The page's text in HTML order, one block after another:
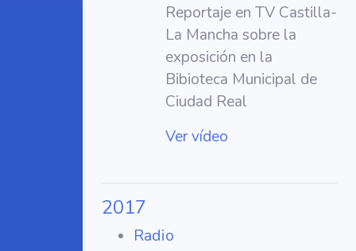
Reportaje en TV Castilla-
La Mancha sobre la
exposición en la
Bibioteca Municipal de
Ciudad Real
Ver vídeo
2017
Radio